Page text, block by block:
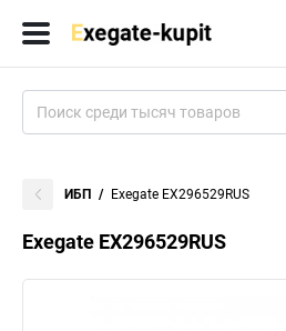
ИБП Exegate EX296529RUS
Exegate EX296529RUS